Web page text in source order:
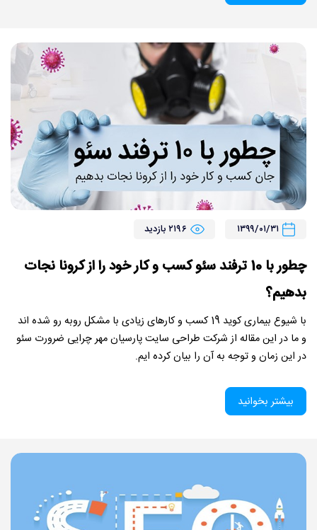
۱۳۹۹/۰۱/۳۱ ۲۱۹۶ بازدید
چطور با 10 ترفند سئو کسب و کار خود را از کرونا نجات
بدهیم؟
با شیوع بیماری کوید 19 کسب و کارهای زیادی با مشکل روبه رو شده اند
و ما در این مقاله از شرکت طراحی سایت پارسیان مهر چرایی ضرورت سئو
در این زمان و توجه به آن را بیان کرده ایم.
بیشتر بخوانید